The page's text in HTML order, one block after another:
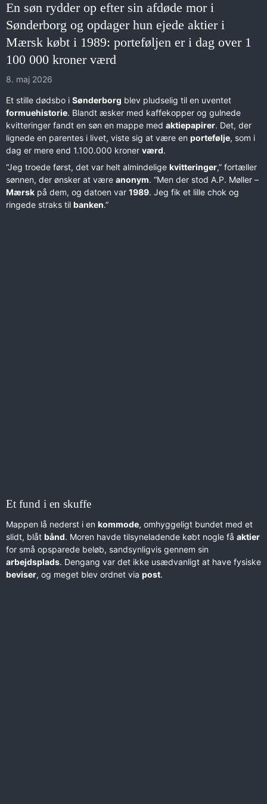
En søn rydder op efter sin afdøde mor i
Sønderborg og opdager hun ejede aktier i
Mærsk købt i 1989: porteføljen er i dag over 1
100 000 kroner værd
8. maj 2026
Et stille dødsbo i Sønderborg blev pludselig til en uventet
formuehistorie. Blandt æsker med kaffekopper og gulnede
kvitteringer fandt en søn en mappe med aktiepapirer. Det, der
lignede en parentes i livet, viste sig at være en portefølje, som i
dag er mere end 1.100.000 kroner værd.
“Jeg troede først, det var helt almindelige kvitteringer,” fortæller
sønnen, der ønsker at være anonym. “Men der stod A.P. Møller –
Mærsk på dem, og datoen var 1989. Jeg fik et lille chok og
ringede straks til banken.”
Et fund i en skuffe
Mappen lå nederst i en kommode, omhyggeligt bundet med et
slidt, blåt bånd. Moren havde tilsyneladende købt nogle få aktier
for små opsparede beløb, sandsynligvis gennem sin
arbejdsplads. Dengang var det ikke usædvanligt at have fysiske
beviser, og meget blev ordnet via post.